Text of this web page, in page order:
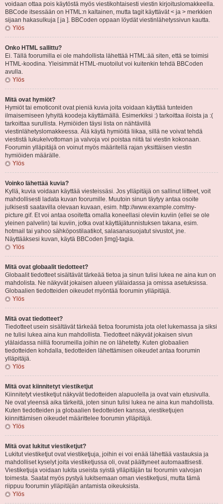
voidaan ottaa pois käytöstä myös viestikohtaisesti viestin kirjoituslomakkeella.
BBCode itsessään on HTML:n kaltainen, mutta tagit käyttävät < ja > merkkien
sijaan hakasulkuja [ ja ]. BBCoden oppaan löydät viestinlähetyssivun kautta.
Ylös
Onko HTML sallittu?
Ei. Tällä foorumilla ei ole mahdollista lähettää HTML:ää siten, että se toimisi
HTML-koodina. Yleisimmät HTML-muotoilut voi kuitenkin tehdä BBCoden
avulla.
Ylös
Mitä ovat hymiöt?
Hymiöt tai emoticonit ovat pieniä kuvia joita voidaan käyttää tunteiden
ilmaisemiseen lyhyitä koodeja käyttämällä. Esimerkiksi :) tarkoittaa iloista ja :(
tarkoittaa surullista. Hymiöiden täysi lista on nähtävillä
viestinlähetyslomakkeessa. Älä käytä hymiöitä liikaa, sillä ne voivat tehdä
viestistä lukukelvottoman ja valvoja voi poistaa niitä tai viestin kokonaan.
Foorumin ylläpitäjä on voinut myös määritellä rajan yksittäisen viestin
hymiöiden määrälle.
Ylös
Voinko lähettää kuvia?
Kyllä, kuvia voidaan käyttää viesteissäsi. Jos ylläpitäjä on sallinut liitteet, voit
mahdollisesti ladata kuvan foorumille. Muutoin sinun täytyy antaa osoite
julkisesti saatavilla olevaan kuvaan, esim. http://www.example.com/my-
picture.gif. Et voi antaa osoitetta omalla koneellasi oleviin kuviin (ellei se ole
yleinen palvelin) tai kuviin, jotka ovat käyttäjätunnistuksen takana, esim.
hotmail tai yahoo sähköpostilaatikot, salasanasuojatut sivustot, jne.
Näyttääksesi kuvan, käytä BBCoden [img]-tagia.
Ylös
Mitä ovat globaalit tiedotteet?
Globaalit tiedotteet sisältävät tärkeää tietoa ja sinun tulisi lukea ne aina kun on
mahdolista. Ne näkyvät jokaisen alueen ylälaidassa ja omissa asetuksissa.
Globaalien tiedotteiden oikeudet myöntää foorumin ylläpitäjä.
Ylös
Mitä ovat tiedotteet?
Tiedotteet usein sisältävät tärkeää tietoa foorumista jota olet lukemassa ja siksi
ne tulisi lukea aina kun mahdollista. Tiedotteet näkyvät jokaisen sivun
ylälaidassa niillä foorumeilla joihin ne on lähetetty. Kuten globaalien
tiedotteiden kohdalla, tiedotteiden lähettämisen oikeudet antaa foorumin
ylläpitäjä.
Ylös
Mitä ovat kiinnitetyt viestiketjut
Kiinnitetyt viestiketjut näkyvät tiedotteiden alapuolella ja ovat vain etusivulla.
Ne ovat yleensä aika tärkeitä, joten sinun tulisi lukea ne aina kun mahdollista.
Kuten tiedotteiden ja globaalien tiedotteiden kanssa, viestiketjujen
kiinnittämisen oikeudet määrittelee foorumin ylläpitäjä.
Ylös
Mitä ovat lukitut viestiketjut?
Lukitut viestiketjut ovat viestiketjuja, joihin ei voi enää lähettää vastauksia ja
mahdolliset kyselyt joita viestiketjussa oli, ovat päättyneet automaattisesti.
Viestiketjuja voidaan lukita useista syistä ylläpitäjän tai foorumin valvojan
toimesta. Saatat myös pystyä lukitsemaan oman viestiketjusi, mutta tämä
riippuu foorumin ylläpitäjän antamista oikeuksista.
Ylös